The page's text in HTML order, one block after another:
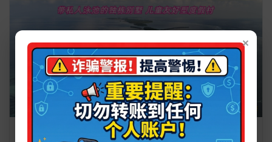
×
【马尔代夫】The Residence Maldives at Dhigurah